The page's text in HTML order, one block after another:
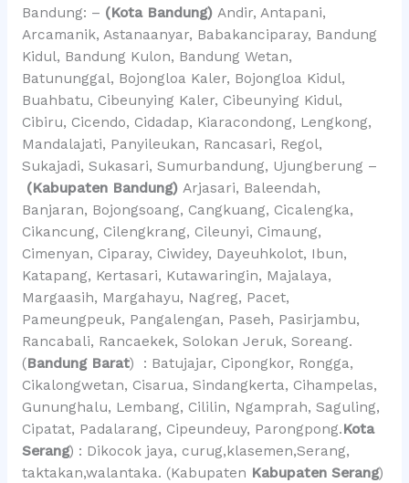
Bandung: – (Kota Bandung)Andir, Antapani,
Arcamanik, Astanaanyar, Babakanciparay, Bandung
Kidul, Bandung Kulon, Bandung Wetan,
Batununggal, Bojongloa Kaler, Bojongloa Kidul,
Buahbatu, Cibeunying Kaler, Cibeunying Kidul,
Cibiru, Cicendo, Cidadap, Kiaracondong, Lengkong,
Mandalajati, Panyileukan, Rancasari, Regol,
Sukajadi, Sukasari, Sumurbandung, Ujungberung –
(Kabupaten Bandung)Arjasari, Baleendah,
Banjaran, Bojongsoang, Cangkuang, Cicalengka,
Cikancung, Cilengkrang, Cileunyi, Cimaung,
Cimenyan, Ciparay, Ciwidey, Dayeuhkolot, Ibun,
Katapang, Kertasari, Kutawaringin, Majalaya,
Margaasih, Margahayu, Nagreg, Pacet,
Pameungpeuk, Pangalengan, Paseh, Pasirjambu,
Rancabali, Rancaekek, Solokan Jeruk, Soreang.
(Bandung Barat) : Batujajar, Cipongkor, Rongga,
Cikalongwetan, Cisarua, Sindangkerta, Cihampelas,
Gununghalu, Lembang, Cililin, Ngamprah, Saguling,
Cipatat, Padalarang, Cipeundeuy, Parongpong.Kota
Serang) : Dikocok jaya, curug,klasemen,Serang,
taktakan,walantaka. (Kabupaten Kabupaten Serang)